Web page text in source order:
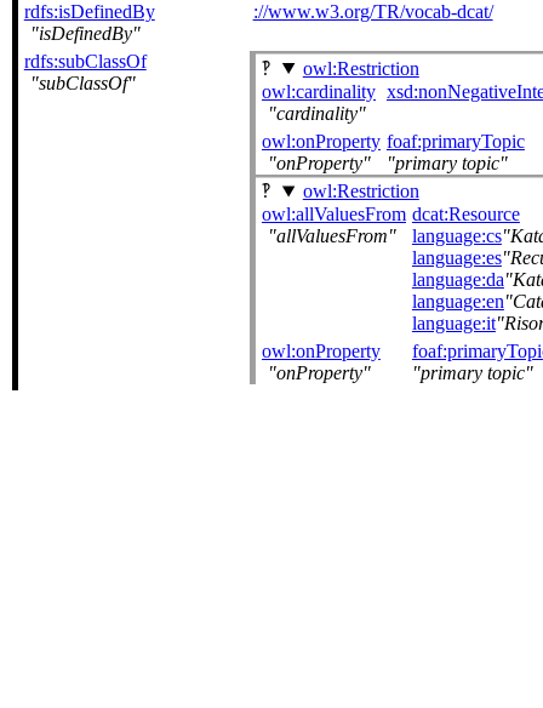
rdfs:isDefinedBy
isDefinedBy
://www.w3.org/TR/vocab-dcat/
rdfs:subClassOf
subClassOf
owl:Restriction
owl:cardinality
cardinality
owl:onProperty
onProperty
foaf:primaryTopic
primary topic
owl:Restriction
owl:allValuesFrom
allValuesFrom
dcat:Resource
language:cs
language:es
language:da
language:en
language:it
owl:onProperty
onProperty
primary topic